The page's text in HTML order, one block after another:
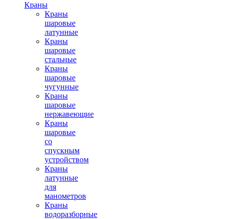
Краны
Краны
шаровые
латунные
Краны
шаровые
стальные
Краны
шаровые
чугунные
Краны
шаровые
нержавеющие
Краны
шаровые
со
спускным
устройством
Краны
латунные
для
манометров
Краны
водоразборные